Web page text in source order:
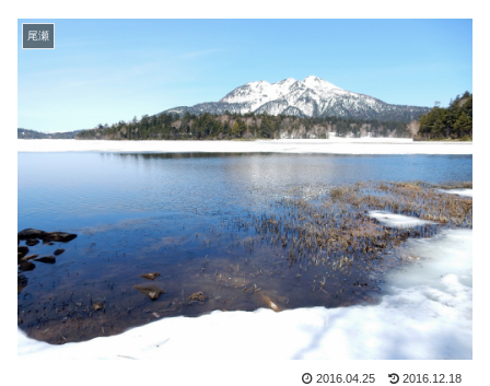
尾瀬
2016.04.25 2016.12.18